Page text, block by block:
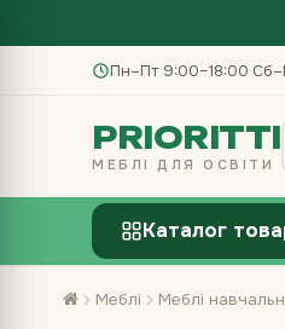
Пн–Пт 9:00–18:00·
PRIORITTI
МЕБЛІ ДЛЯ ОСВІТИ
Каталог
Меблі Меблі